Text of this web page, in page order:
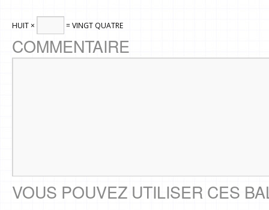
HUIT × = VINGT QUATRE
COMMENTAIRE
VOUS POUVEZ UTILISER CES